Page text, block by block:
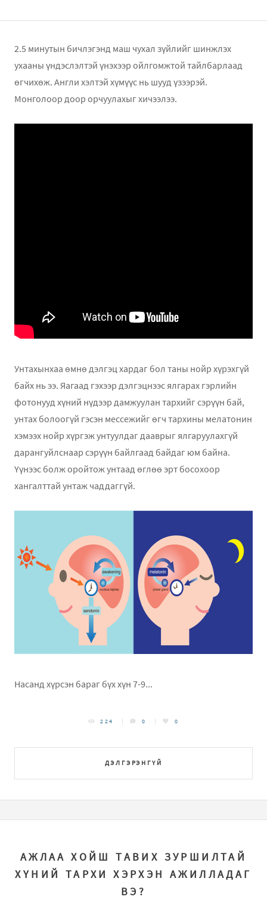
2.5 минутын бичлэгэнд маш чухал зүйлийг шинжлэх
ухааны үндэслэлтэй үнэхээр ойлгомжтой тайлбарлаад
өгчихөж. Англи хэлтэй хүмүүс нь шууд үзээрэй.
Монголоор доор орчуулахыг хичээлээ.
Унтахынхаа өмнө дэлгэц хардаг бол таны нойр хүрэхгүй
байх нь ээ. Яагаад гэхээр дэлгэцнээс ялгарах гэрлийн
фотонууд хүний нүдээр дамжуулан тархийг сэрүүн бай,
унтах болоогүй гэсэн мессежийг өгч тархины мелатонин
хэмээх нойр хүргэж унтуулдаг дааврыг ялгаруулахгүй
дарангуйлснаар сэрүүн байлгаад байдаг юм байна.
Үүнээс болж оройтож унтаад өглөө эрт босохоор
хангалттай унтаж чаддаггүй.
Насанд хүрсэн бараг бүх хүн 7-9...
ДЭЛГЭРЭНГҮЙ
224 0 0
АЖЛАА ХОЙШ ТАВИХ ЗУРШИЛТАЙ
ХҮНИЙ ТАРХИ ХЭРХЭН АЖИЛЛАДАГ
ВЭ?